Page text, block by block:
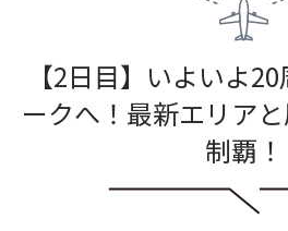
【2日目】いよいよ
ークへ！最新エリア
制覇！